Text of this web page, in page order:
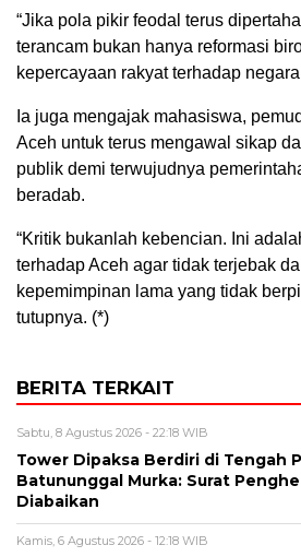
“Jika pola pikir feodal terus
terancam bukan hanya reformasi
kepercayaan rakyat terhadap
Ia juga mengajak mahasiswa,
Aceh untuk terus mengawal sikap
publik demi terwujudnya
beradab.
“Kritik bukanlah kebencian. Ini
terhadap Aceh agar tidak terjebak
kepemimpinan lama yang tidak
tutupnya. (*)
BERITA TERKAIT
Sabtu, 8 Agustus 2026 - 22:18 WIB
Tower Dipaksa Berdiri di Tengah
Batununggal Murka: Surat
Diabaikan
Kamis, 6 Agustus 2026 - 12:18 WIB